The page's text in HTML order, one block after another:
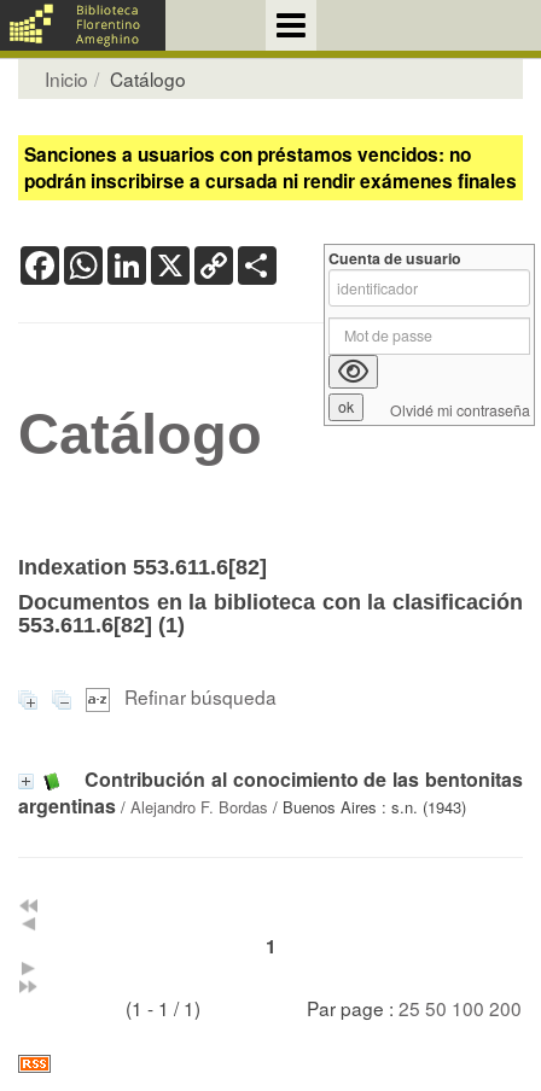
Inicio Catálogo
Sanciones a usuarios con préstamos vencidos: no
podrán inscribirse a cursada ni rendir exámenes finales
FacebookWhatsApp
LinkedIn
X Copy
Link
Catálogo
Indexation 553.611.6[82]
Documentos en la biblioteca con la clasificación
553.611.6[82] (1)
Refinar búsqueda
Contribución al conocimiento de las bentonitas
argentinas / Alejandro F. Bordas / Buenos Aires : s.n. (1943)
1
(1 - 1 / 1) Par page : 25 50 100 200
Cuenta de usuario
Olvidé mi contraseña